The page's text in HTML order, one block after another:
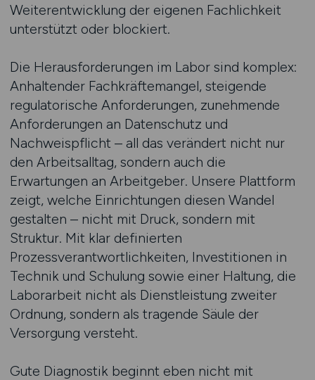
Weiterentwicklung der eigenen Fachlichkeit
unterstützt oder blockiert.
Die Herausforderungen im Labor sind komplex:
Anhaltender Fachkräftemangel, steigende
regulatorische Anforderungen, zunehmende
Anforderungen an Datenschutz und
Nachweispflicht – all das verändert nicht nur
den Arbeitsalltag, sondern auch die
Erwartungen an Arbeitgeber. Unsere Plattform
zeigt, welche Einrichtungen diesen Wandel
gestalten – nicht mit Druck, sondern mit
Struktur. Mit klar definierten
Prozessverantwortlichkeiten, Investitionen in
Technik und Schulung sowie einer Haltung, die
Laborarbeit nicht als Dienstleistung zweiter
Ordnung, sondern als tragende Säule der
Versorgung versteht.
Gute Diagnostik beginnt eben nicht mit